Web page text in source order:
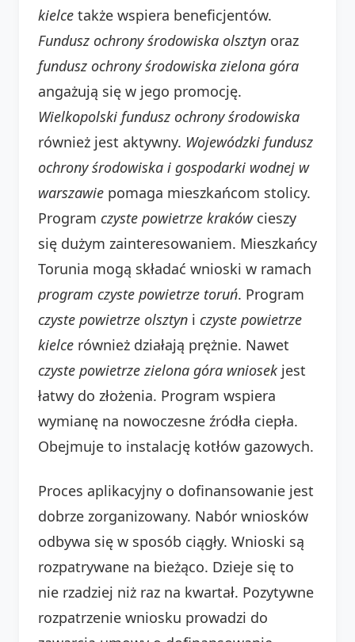
kielce także wspiera beneficjentów.
Fundusz ochrony środowiska olsztyn oraz
fundusz ochrony środowiska zielona góra
angażują się w jego promocję.
Wielkopolski fundusz ochrony środowiska
również jest aktywny. Wojewódzki fundusz
ochrony środowiska i gospodarki wodnej w
warszawie pomaga mieszkańcom stolicy.
Program czyste powietrze krakówcieszy
się dużym zainteresowaniem. Mieszkańcy
Torunia mogą składać wnioski w ramach
program czyste powietrze toruń. Program
czyste powietrze olsztyn i czyste powietrze
kielce również działają prężnie. Nawet
czyste powietrze zielona góra wniosek jest
łatwy do złożenia. Program wspiera
wymianę na nowoczesne źródła ciepła.
Obejmuje to instalację kotłów gazowych.
Proces aplikacyjny o dofinansowanie jest
dobrze zorganizowany. Nabór wniosków
odbywa się w sposób ciągły. Wnioski są
rozpatrywane na bieżąco. Dzieje się to
nie rzadziej niż raz na kwartał. Pozytywne
rozpatrzenie wniosku prowadzi do